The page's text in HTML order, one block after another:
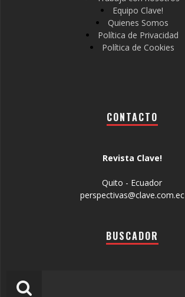
Equipo Clave!
Quienes Somos
Política de Privacidad
Política de Cookies
CONTACTO
Revista Clave!
Quito - Ecuador
perspectivas@clave.com.ec
BUSCADOR